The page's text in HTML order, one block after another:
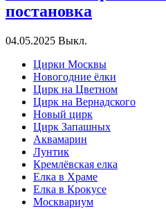
постановка
04.05.2025 Выкл.
Цирки Москвы
Новогодние ёлки
Цирк на Цветном
Цирк на Вернадского
Новый цирк
Цирк Запашных
Аквамарин
Лунтик
Кремлёвская елка
Елка в Храме
Елка в Крокусе
Москвариум